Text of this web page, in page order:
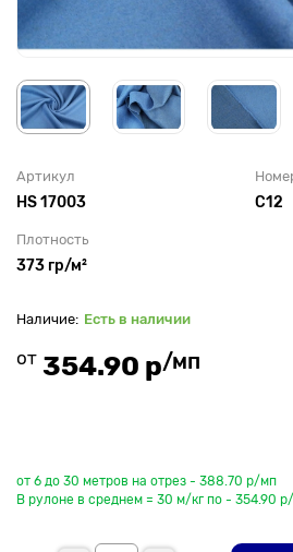
Артикул
HS 17003 С12
Плотность
373 гр/м²
Есть в наличии
от 354.90 р/мп
от 6 до 30 метров на отрез - 388.70 р/мп
В рулоне в среднем = 30 м/кг по - 354.90